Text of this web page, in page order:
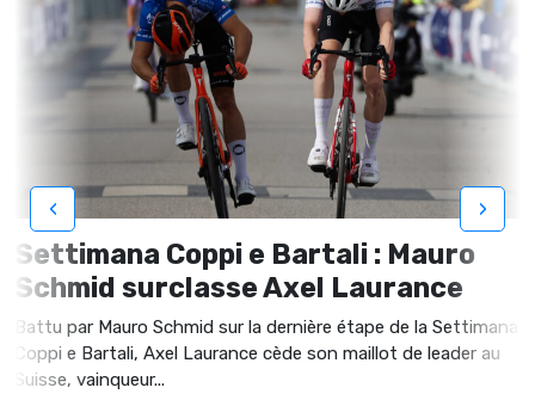
Settimana Coppi e Bartali : Mauro
Schmid surclasse Axel Laurance
Battu par Mauro Schmid sur la dernière étape de la Settimana
Coppi e Bartali, Axel Laurance cède son maillot de leader au
Suisse, vainqueur...
‹ ›